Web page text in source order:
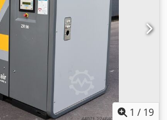
1 / 19